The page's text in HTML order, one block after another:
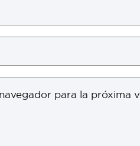
para la próxima